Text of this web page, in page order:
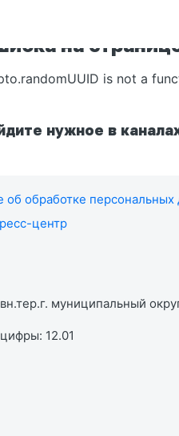
на
is not a
нужное в
обработке персональных
центр
муниципальный
12.01